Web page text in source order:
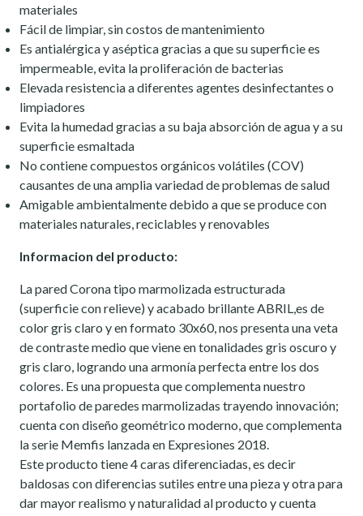
materiales
Fácil de limpiar, sin costos de mantenimiento
Es antialérgica y aséptica gracias a que su superficie es
impermeable, evita la proliferación de bacterias
Elevada resistencia a diferentes agentes desinfectantes o
limpiadores
Evita la humedad gracias a su baja absorción de agua y a su
superficie esmaltada
No contiene compuestos orgánicos volátiles (COV)
causantes de una amplia variedad de problemas de salud
Amigable ambientalmente debido a que se produce con
materiales naturales, reciclables y renovables
Informacion del producto:
La pared Corona tipo marmolizada estructurada
(superficie con relieve) y acabado brillante ABRIL,es de
color gris claro y en formato 30x60, nos presenta una veta
de contraste medio que viene en tonalidades gris oscuro y
gris claro, logrando una armonía perfecta entre los dos
colores. Es una propuesta que complementa nuestro
portafolio de paredes marmolizadas trayendo innovación;
cuenta con diseño geométrico moderno, que complementa
la serie Memfis lanzada en Expresiones 2018.
Este producto tiene 4 caras diferenciadas, es decir
baldosas con diferencias sutiles entre una pieza y otra para
dar mayor realismo y naturalidad al producto y cuenta